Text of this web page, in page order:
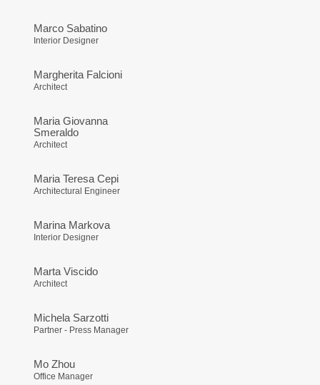
Marco Sabatino
Interior Designer
Margherita Falcioni
Architect
Maria Giovanna
Smeraldo
Architect
Maria Teresa Cepi
Architectural Engineer
Marina Markova
Interior Designer
Marta Viscido
Architect
Michela Sarzotti
Partner - Press Manager
Mo Zhou
Office Manager